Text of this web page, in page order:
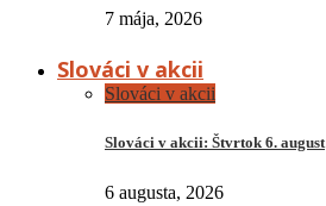
7 mája, 2026
Slováci v akcii
Slováci v akcii
Slováci v akcii: Štvrtok 6. august
6 augusta, 2026